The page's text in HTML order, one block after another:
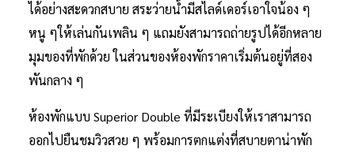
ได้อย่างสะดวกสบาย สระว่ายน้ำมีสไลด์เดอร์เอาใจน้อง ๆ
หนู ๆให้เล่นกันเพลิน ๆ แถมยังสามารถถ่ายรูปได้อีกหลาย
มุมของที่พักด้วย ในส่วนของห้องพักราคาเริ่มต้นอยู่ที่สอง
พันกลาง ๆ
ห้องพักแบบ Superior Double ที่มีระเบียงให้เราสามารถ
ออกไปยืนชมวิวสวย ๆ พร้อมการตกแต่งที่สบายตาน่าพัก